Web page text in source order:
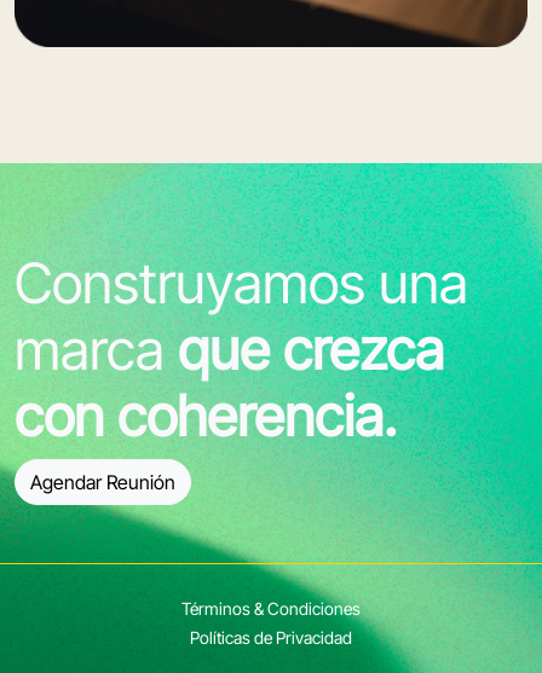
Construyamos una
marcaque crezca
con coherencia.
Agendar Reunión
Términos & Condiciones
Políticas de Privacidad